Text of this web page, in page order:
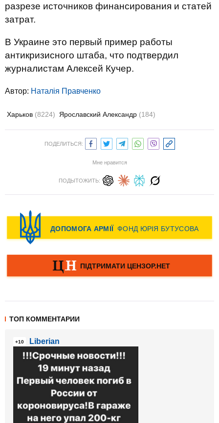
разрезе источников финансирования и статей
затрат.
В Украине это первый пример работы
антикризисного штаба, что подтвердил
журналистам Алексей Кучер.
Автор: Наталія Правченко
Харьков (8224) Ярославский Александр (184)
ПОДЕЛИТЬСЯ:
Мне нравится
ПОДЫТОЖИТЬ:
ТОП КОММЕНТАРИИ
+10 Liberian